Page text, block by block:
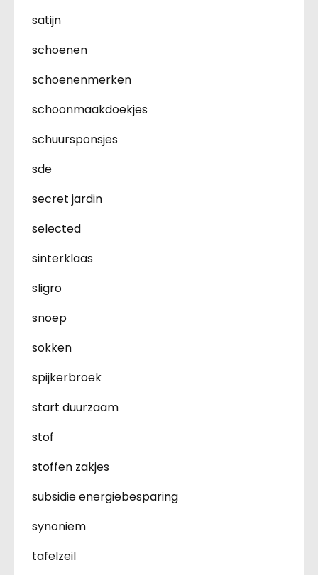
satijn
schoenen
schoenenmerken
schoonmaakdoekjes
schuursponsjes
sde
secret jardin
selected
sinterklaas
sligro
snoep
sokken
spijkerbroek
start duurzaam
stof
stoffen zakjes
subsidie energiebesparing
synoniem
tafelzeil